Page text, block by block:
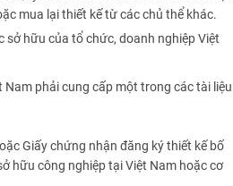
mua lại thiết kế từ các chủ thể khác.
sở hữu của tổ chức, doanh nghiệp Việt
phải cung cấp một trong các tài liệu
Giấy chứng nhận đăng ký thiết kế bố
hữu công nghiệp tại Việt Nam hoặc cơ